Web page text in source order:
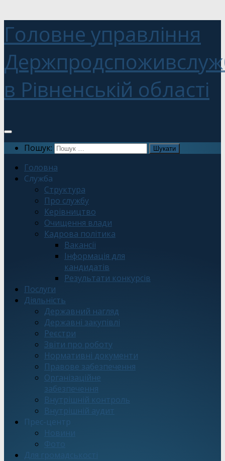
Головне управління
в Рівненській області
Пошук:
Головна
Служба
Структура
Про службу
Керівництво
Очищення влади
Кадрова політика
Вакансії
Інформація для
кандидатів
Результати конкурсів
Послуги
Діяльність
Державний нагляд
Державні закупівлі
Реєстри
Звіти про роботу
Нормативні документи
Правове забезпечення
Організаційне
забезпечення
Внутрішній контроль
Внутрішній аудит
Прес-центр
Новини
Фото
Для громадськості